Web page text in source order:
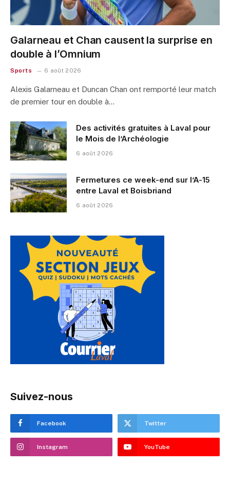
Galarneau et Chan causent la surprise en
double à l’Omnium
Sports 6 août 2026
Alexis Galarneau et Duncan Chan ont remporté leur match
de premier tour en double à…
Des activités gratuites à Laval pour
le Mois de l’Archéologie
6 août 2026
Fermetures ce week-end sur l’A-15
entre Laval et Boisbriand
6 août 2026
Suivez-nous
Facebook Twitter
Instagram YouTube